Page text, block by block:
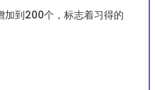
加到200个，标志着习得的